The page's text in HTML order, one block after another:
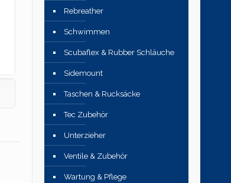
Rebreather
Schwimmen
Scubaflex & Rubber Schläuche
Sidemount
Taschen & Rucksäcke
Tec Zubehör
Unterzieher
Ventile & Zubehör
Wartung & Pflege